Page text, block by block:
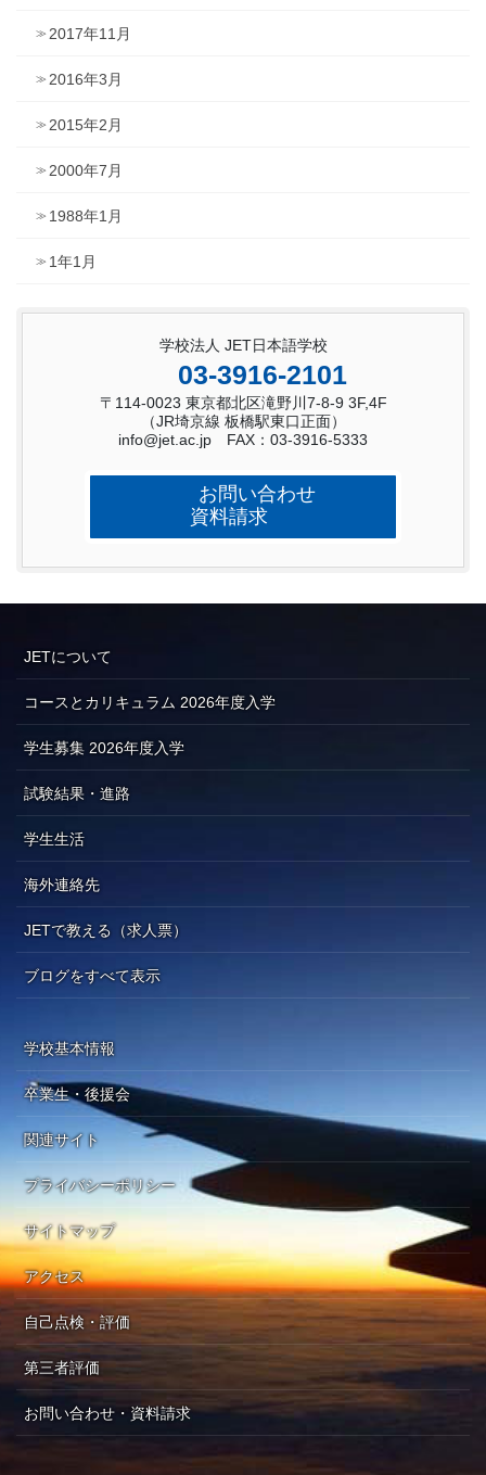
2017年11月
2016年3月
2015年2月
2000年7月
1988年1月
1年1月
学校法人 JET日本語学校
03-3916-2101
〒114-0023 東京都北区滝野川7-8-9 3F,4F
（JR埼京線 板橋駅東口正面）
info@jet.ac.jp FAX：03-3916-5333
お問い合わせ
資料請求
JETについて
コースとカリキュラム 2026年度入学
学生募集 2026年度入学
試験結果・進路
学生生活
海外連絡先
JETで教える（求人票）
ブログをすべて表示
学校基本情報
卒業生・後援会
関連サイト
プライバシーポリシー
サイトマップ
アクセス
自己点検・評価
第三者評価
お問い合わせ・資料請求